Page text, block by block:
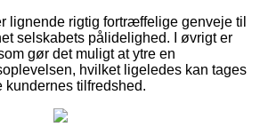
lignende rigtig fortræffelige genveje til
selskabets pålidelighed. I øvrigt er
gør det muligt at ytre en
hvilket ligeledes kan tages
kundernes tilfredshed.